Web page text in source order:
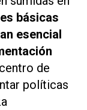
básicas
esencial
de
políticas